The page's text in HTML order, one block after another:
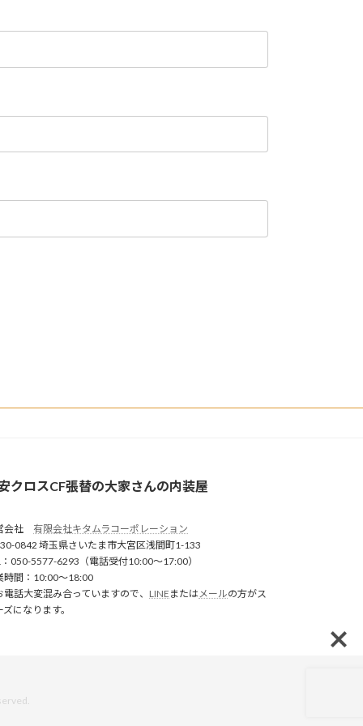
クロスCF張替の大家さんの内装屋
会社 有限会社キタムラコーポレーション
0842 埼玉県さいたま市大宮区浅間町1-133
：050-5577-6293（電話受付10:00〜17:00）
時間：10:00〜18:00
話大変混み合っていますので、 LINE または メールの方がス
ズになります。